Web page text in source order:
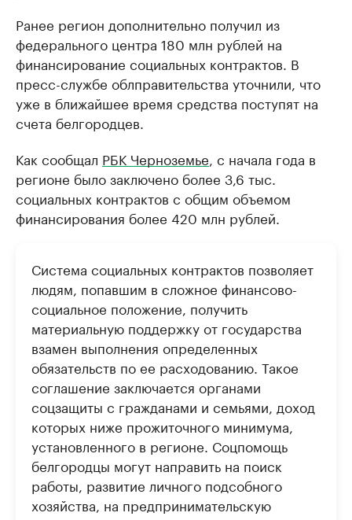
Ранее регион дополнительно получил из
федерального центра 180 млн рублей на
финансирование социальных контрактов. В
пресс-службе облправительства уточнили, что
уже в ближайшее время средства поступят на
счета белгородцев.
Как сообщал РБК Черноземье, с начала года в
регионе было заключено более 3,6 тыс.
социальных контрактов с общим объемом
финансирования более 420 млн рублей.
Система социальных контрактов позволяет
людям, попавшим в сложное финансово-
социальное положение, получить
материальную поддержку от государства
взамен выполнения определенных
обязательств по ее расходованию. Такое
соглашение заключается органами
соцзащиты с гражданами и семьями, доход
которых ниже прожиточного минимума,
установленного в регионе. Соцпомощь
белгородцы могут направить на поиск
работы, развитие личного подсобного
хозяйства, на предпринимательскую